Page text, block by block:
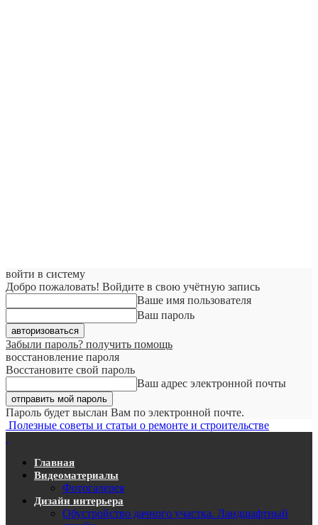
войти в систему
Добро пожаловать! Войдите в свою учётную запись
Ваше имя пользователя
Ваш пароль
Забыли пароль? получить помощь
восстановление пароля
Восстановите свой пароль
Ваш адрес электронной почты
Пароль будет выслан Вам по электронной почте.
Полезные советы и статьи о ремонте и строительстве
Главная
Видеоматериалы
Фотогалерея
Дизайн интерьера
Обустройство дачного участка. Ландшафтный